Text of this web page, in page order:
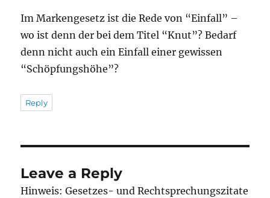
Im Markengesetz ist die Rede von “Einfall” –
wo ist denn der bei dem Titel “Knut”? Bedarf
denn nicht auch ein Einfall einer gewissen
“Schöpfungshöhe”?
Reply
Leave a Reply
Hinweis: Gesetzes- und Rechtsprechungszitate